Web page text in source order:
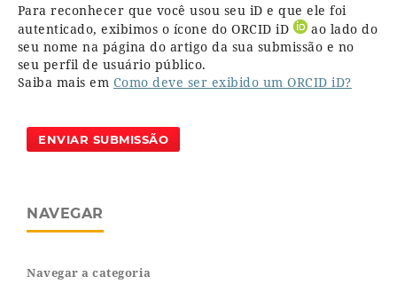
Para reconhecer que você usou seu iD e que ele foi
autenticado, exibimos o ícone do ORCID iD
ao lado do
seu nome na página do artigo da sua submissão e no
seu perfil de usuário público.
Saiba mais em Como deve ser exibido um ORCID iD?
ENVIAR SUBMISSÃO
NAVEGAR
Navegar a categoria